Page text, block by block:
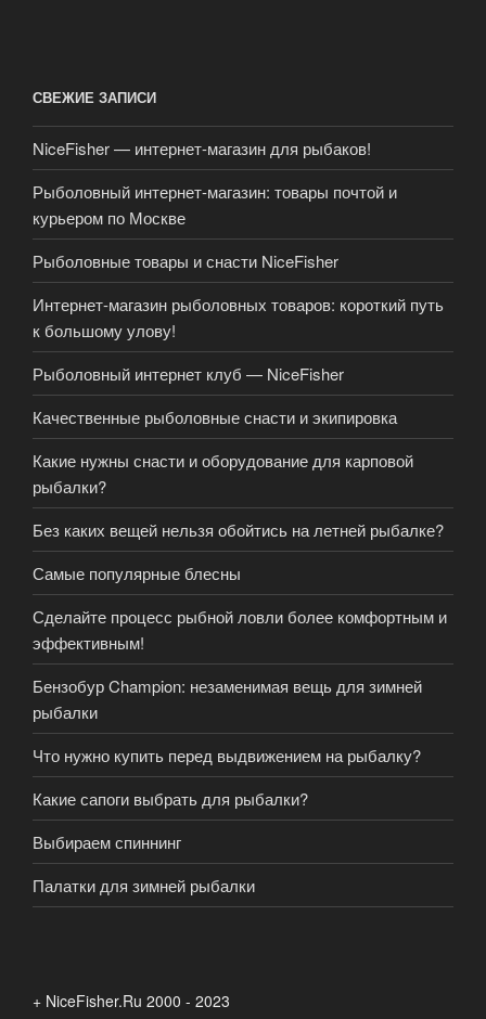
СВЕЖИЕ ЗАПИСИ
NiceFisher — интернет-магазин для рыбаков!
Рыболовный интернет-магазин: товары почтой и
курьером по Москве
Рыболовные товары и снасти NiceFisher
Интернет-магазин рыболовных товаров: короткий путь
к большому улову!
Рыболовный интернет клуб — NiceFisher
Качественные рыболовные снасти и экипировка
Какие нужны снасти и оборудование для карповой
рыбалки?
Без каких вещей нельзя обойтись на летней рыбалке?
Самые популярные блесны
Сделайте процесс рыбной ловли более комфортным и
эффективным!
Бензобур Champion: незаменимая вещь для зимней
рыбалки
Что нужно купить перед выдвижением на рыбалку?
Какие сапоги выбрать для рыбалки?
Выбираем спиннинг
Палатки для зимней рыбалки
+ NiceFisher.Ru 2000 - 2023